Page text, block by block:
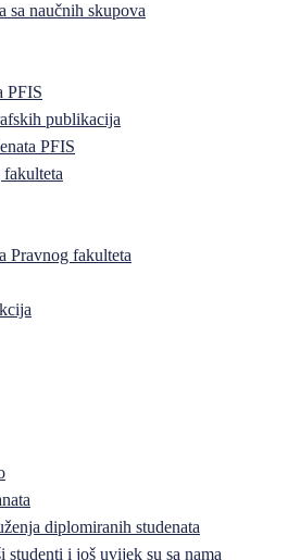
sa naučnih skupova
PFIS
publikacija
PFIS
Pravnog fakulteta
diplomiranih studenata
studenti i još uvijek su sa nama